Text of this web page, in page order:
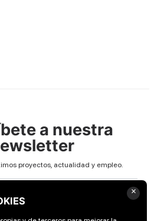
a nuestra
proyectos, actualidad y empleo.
×